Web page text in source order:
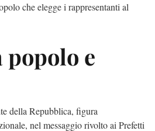
che elegge i rappresentanti al
e
della Repubblica, figura
nel messaggio rivolto ai Prefetti